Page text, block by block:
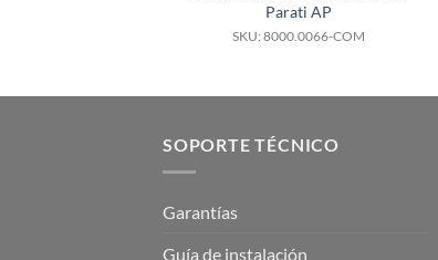
Parati AP
SKU: 8000.0066-COM
SOPORTE TÉCNICO
Garantías
Guía de instalación